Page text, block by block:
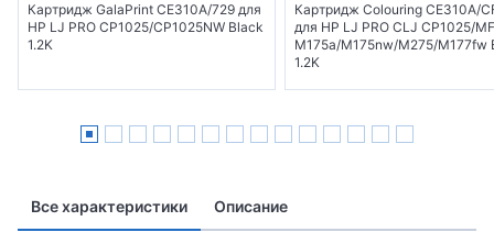
Картридж GalaPrint CE310A/729 для
HP LJ PRO CP1025/CP1025NW Black
1.2K
Картридж Colouring CE310A/
для HP LJ PRO CLJ CP1025/
M175a/M175nw/M275/M177fw
1.2K
Все характеристики Описание